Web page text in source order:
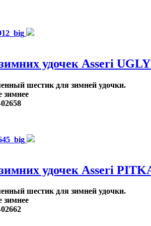
удочек Asseri
шестик для зимней удочки.
зимнее
удочек Asseri
шестик для зимней удочки.
зимнее